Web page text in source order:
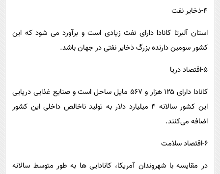
۴-ذخایر نفت
استان آلبرتا کانادا دارای نفت زیادی است و برآورد می شود که این
کشور سومین دارنده بزرگ ذخایر نفتی در جهان باشد.
۵-اقتصاد دریا
کانادا دارای ۱۲۵ هزار و ۵۶۷ مایل ساحل است و صنایع غذایی دریایی
این کشور سالانه ۴ میلیارد دلار به تولید ناخالص داخلی این کشور
اضافه می‌کنند.
۶-اقتصاد سلامت
در مقایسه با شهروندان آمریکا، کانادایی ها به طور متوسط سالانه